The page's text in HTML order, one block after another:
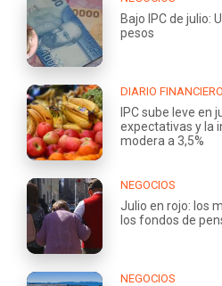
Bajo IPC de julio:
pesos
DIARIO FINANCIERO
IPC sube leve en
expectativas y la
modera a 3,5%
NEGOCIOS
Julio en rojo: los
los fondos de
NEGOCIOS